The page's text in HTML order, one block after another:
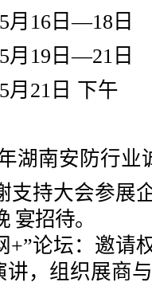
月16日—18日
月19日—21日
月21日 下午
湖南安防行业
支持大会参展
宴招待。
+”论坛：邀请
讲，组织展商